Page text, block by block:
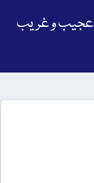
عجیب و غریب